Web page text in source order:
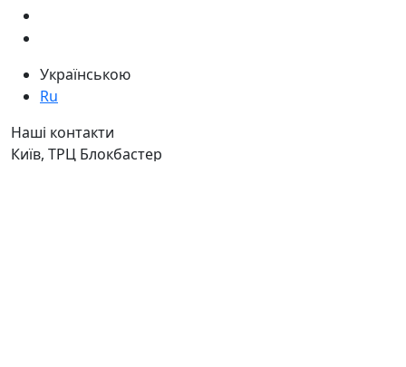
Українською
Ru
Наші контакти
Київ, ТРЦ Блокбастер